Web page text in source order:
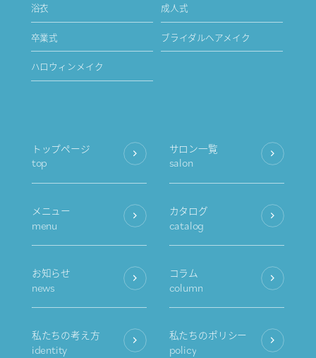
浴衣 成人式
卒業式 ブライダルヘアメイク
ハロウィンメイク
トップページ
top
サロン一覧
salon
メニュー
menu
カタログ
catalog
お知らせ
news
コラム
column
私たちの考え方
identity
私たちのポリシー
policy